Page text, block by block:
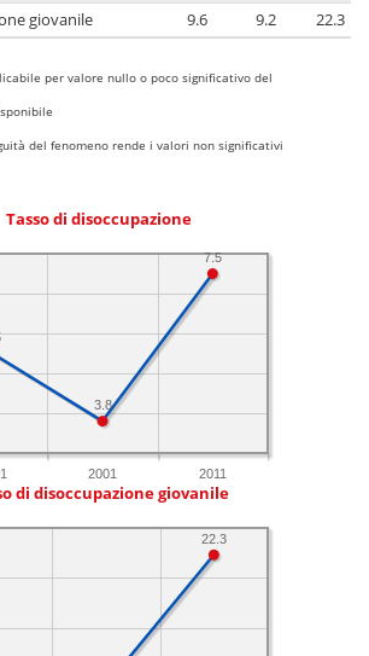
giovanile
9.6 9.2 22.3
per valore nullo o poco significativo del
del fenomeno rende i valori non significativi
Tasso di disoccupazione
2001 2011
7.5
3.8
di disoccupazione giovanile
22.3